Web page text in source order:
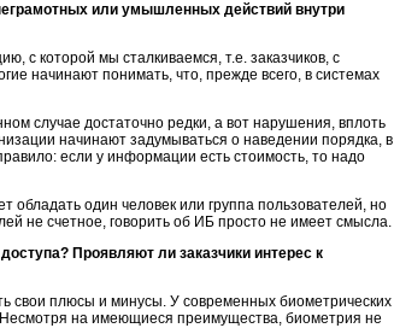
или умышленных действий внутри
с которой мы сталкиваемся, т.е. заказчиков, с
начинают понимать, что, прежде всего, в системах
случае достаточно редки, а вот нарушения, вплоть
начинают задумываться о наведении порядка, в
если у информации есть стоимость, то надо
один человек или группа пользователей, но
не счетное, говорить об ИБ просто не имеет смысла.
Проявляют ли заказчики интерес к
свои плюсы и минусы. У современных биометрических
Несмотря на имеющиеся преимущества, биометрия не